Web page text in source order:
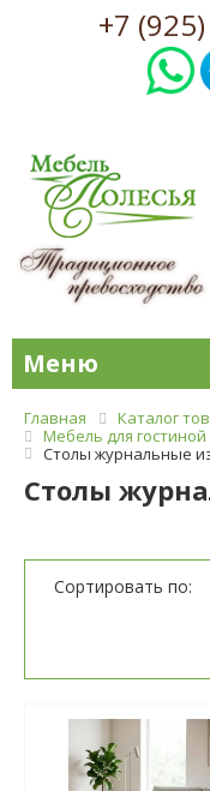
+7
Меню
Главная Каталог
Мебель для гостиной
Столы журнальные
Столы
Сортировать по: